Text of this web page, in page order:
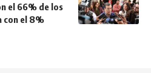
el 66% de los
con el 8%